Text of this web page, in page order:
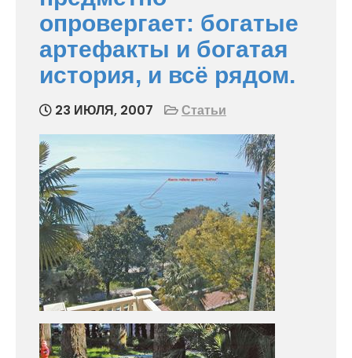
опровергает: богатые
артефакты и богатая
история, и всё рядом.
23 ИЮЛЯ, 2007 Статьи